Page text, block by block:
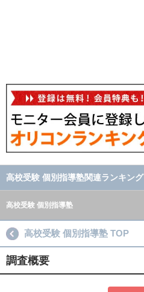
高校受験 個別指導塾関連ランキング
高校受験 個別指導塾
高校受験 個別指導塾 TOP
調査概要